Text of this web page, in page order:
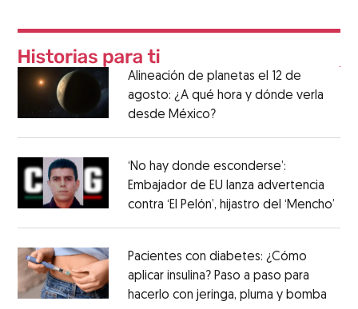
Alineación de planetas el 12 de
agosto: ¿A qué hora y dónde verla
desde México?
‘No hay donde esconderse’:
Embajador de EU lanza advertencia
contra ‘El Pelón’, hijastro del ‘Mencho’
Pacientes con diabetes: ¿Cómo
aplicar insulina? Paso a paso para
hacerlo con jeringa, pluma y bomba